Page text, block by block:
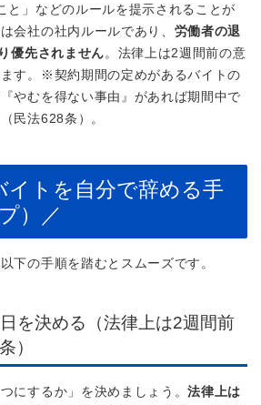
と」などのルールを提示されることが
会社の社内ルールであり、 労働者の退
優先されません 。法律上は2週間前の意
す。※契約期間の定めがあるバイトの
やむを得ない事由』があれば期間中で
民法628条）。
イトを自分で辞める手
）／
下の手順を踏むとスムーズです。
を決める（法律上は2週間前
）
にするか」を決めましょう。法律上は